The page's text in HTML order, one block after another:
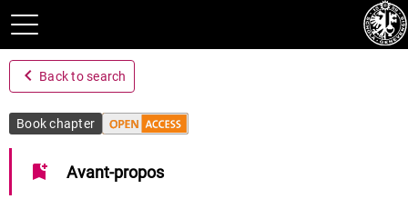
navigate_before Back to search
Book chapter
bookmark_add Avant-propos